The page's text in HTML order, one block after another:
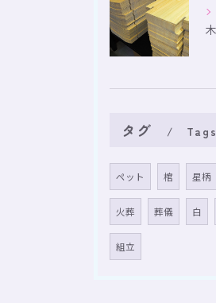
タグ Tags
ペット 棺 星柄
火葬 葬儀 白
組立